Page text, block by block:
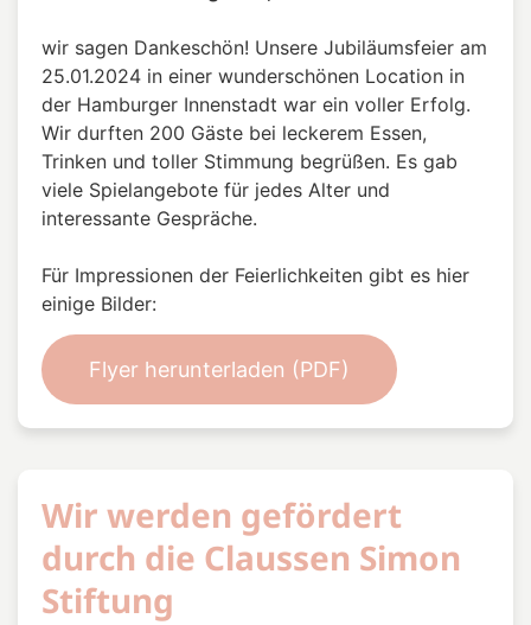
wir sagen Dankeschön! Unsere Jubiläumsfeier am
25.01.2024 in einer wunderschönen Location in
der Hamburger Innenstadt war ein voller Erfolg.
Wir durften 200 Gäste bei leckerem Essen,
Trinken und toller Stimmung begrüßen. Es gab
viele Spielangebote für jedes Alter und
interessante Gespräche.
Für Impressionen der Feierlichkeiten gibt es hier
einige Bilder:
Flyer herunterladen (PDF)
Wir werden gefördert
durch die Claussen Simon
Stiftung